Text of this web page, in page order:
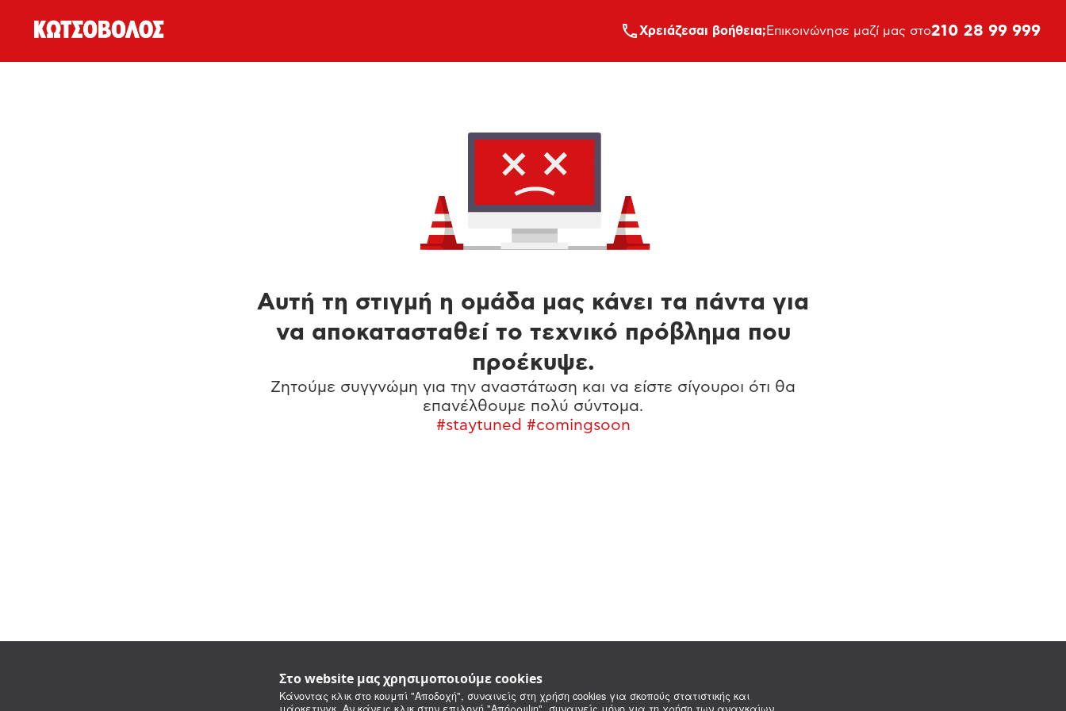
Στο website μας χρησιμοποιούμε cookies
Κάνοντας κλικ στο κουμπί "Αποδοχή", συναινείς στη χρήση cookies για σκοπούς στατιστικής και
Xρειάζεσαι βοήθεια; Επικοινώνησε μαζί μας στο210 28 99 999
Αυτή τη στιγμή η ομάδα μας κάνει τα πάντα για
να αποκατασταθεί το τεχνικό πρόβλημα που
προέκυψε.
Ζητούμε συγγνώμη για την αναστάτωση και να είστε σίγουροι ότι θα
επανέλθουμε πολύ σύντομα.
#staytuned #comingsoon